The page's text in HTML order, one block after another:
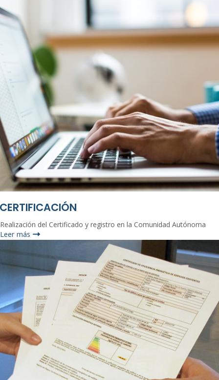
CERTIFICACIÓN
Realización del Certificado y registro en la Comunidad Autónoma
Leer más